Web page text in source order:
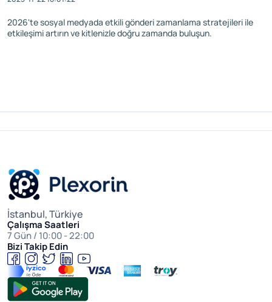
2026'te sosyal medyada etkili gönderi zamanlama stratejileri ile
etkileşimi artırın ve kitlenizle doğru zamanda buluşun.
İstanbul, Türkiye
Çalışma Saatleri
7 Gün / 10:00 - 22:00
Bizi Takip Edin